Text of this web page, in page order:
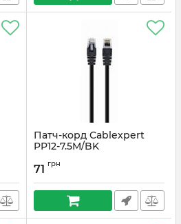
Патч-корд Cablexpert
PP12-7.5M/BK
71 грн